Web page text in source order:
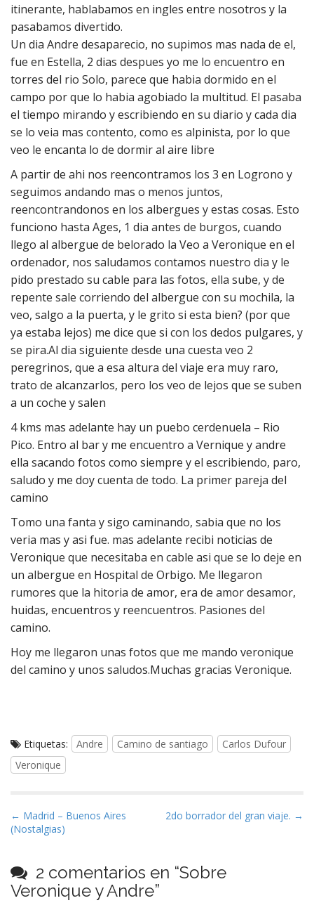
itinerante, hablabamos en ingles entre nosotros y la
pasabamos divertido.
Un dia Andre desaparecio, no supimos mas nada de el,
fue en Estella, 2 dias despues yo me lo encuentro en
torres del rio Solo, parece que habia dormido en el
campo por que lo habia agobiado la multitud. El pasaba
el tiempo mirando y escribiendo en su diario y cada dia
se lo veia mas contento, como es alpinista, por lo que
veo le encanta lo de dormir al aire libre
A partir de ahi nos reencontramos los 3 en Logrono y
seguimos andando mas o menos juntos,
reencontrandonos en los albergues y estas cosas. Esto
funciono hasta Ages, 1 dia antes de burgos, cuando
llego al albergue de belorado la Veo a Veronique en el
ordenador, nos saludamos contamos nuestro dia y le
pido prestado su cable para las fotos, ella sube, y de
repente sale corriendo del albergue con su mochila, la
veo, salgo a la puerta, y le grito si esta bien? (por que
ya estaba lejos) me dice que si con los dedos pulgares, y
se pira.Al dia siguiente desde una cuesta veo 2
peregrinos, que a esa altura del viaje era muy raro,
trato de alcanzarlos, pero los veo de lejos que se suben
a un coche y salen
4 kms mas adelante hay un puebo cerdenuela – Rio
Pico. Entro al bar y me encuentro a Vernique y andre
ella sacando fotos como siempre y el escribiendo, paro,
saludo y me doy cuenta de todo. La primer pareja del
camino
Tomo una fanta y sigo caminando, sabia que no los
veria mas y asi fue. mas adelante recibi noticias de
Veronique que necesitaba en cable asi que se lo deje en
un albergue en Hospital de Orbigo. Me llegaron
rumores que la hitoria de amor, era de amor desamor,
huidas, encuentros y reencuentros. Pasiones del
camino.
Hoy me llegaron unas fotos que me mando veronique
del camino y unos saludos.Muchas gracias Veronique.
Etiquetas: Andre Camino de santiago
Carlos Dufour
Veronique
N
a
e
g
← Madrid – Buenos Aires
(Nostalgias)
2do borrador del gran viaje. →
2 comentarios en “Sobre
Veronique y Andre”